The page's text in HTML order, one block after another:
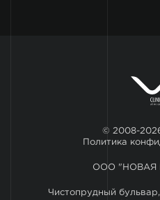
© 2008-
Политика
ООО "НОВАЯ
Чистопрудный